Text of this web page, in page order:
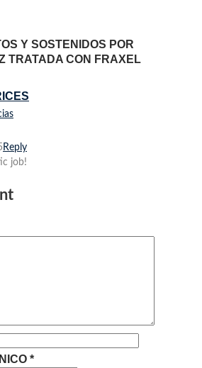
Y SOSTENIDOS POR
TRATADA CON FRAXEL
Reply
job!
*